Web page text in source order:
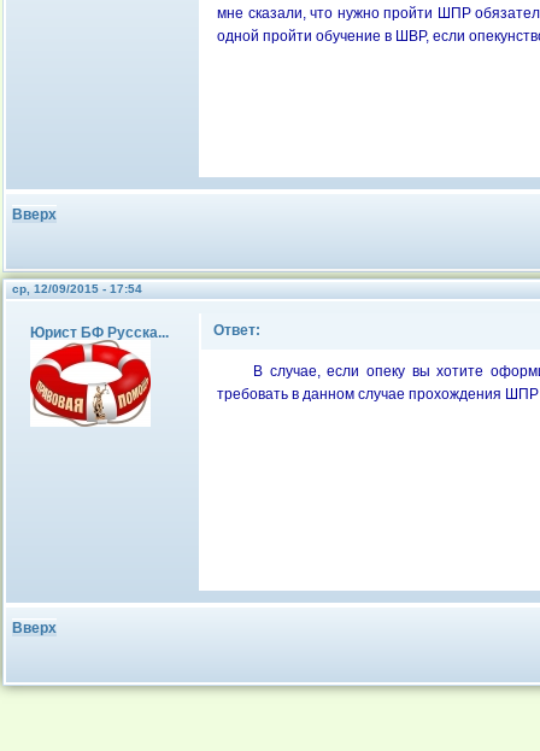
мне сказали, что нужно пройти ШПР
одной пройти обучение в ШВР, если
Вверх
ср, 12/09/2015 - 17:54
Юрист БФ Русска... Ответ:
В случае, если опеку вы хотите
требовать в данном случае прохождения ШПР
Вверх